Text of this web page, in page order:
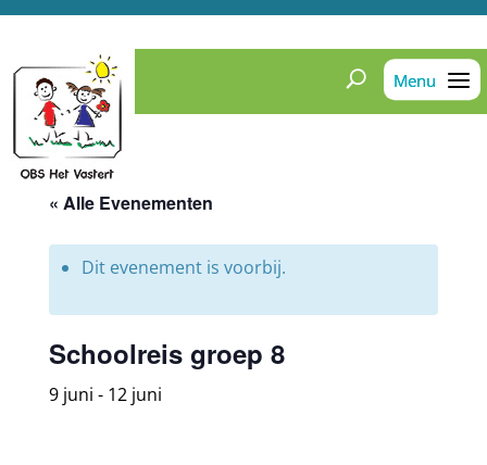
« Alle Evenementen
Dit evenement is voorbij.
Schoolreis groep 8
9 juni - 12 juni